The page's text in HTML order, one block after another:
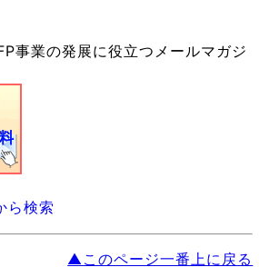
事業の発展に役立つメールマガジ
ら検索
▲このページ一番上に戻る